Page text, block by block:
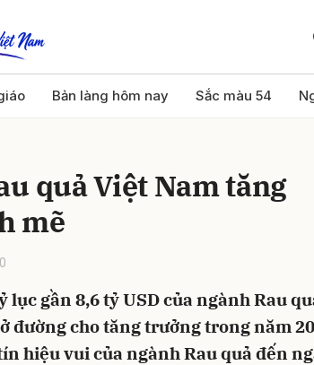
Bản làng hôm nay Sắc màu 54
quả Việt Nam tăng
mẽ
lục gần 8,6 tỷ USD của ngành Rau
đường cho tăng trưởng trong năm
hiệu vui của ngành Rau quả đến
Gửi bình luận